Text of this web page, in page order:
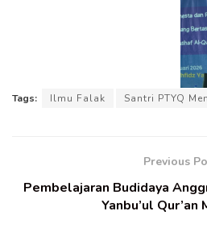
Tags: Ilmu Falak Santri PTYQ
Previous
Pembelajaran Budidaya
Yanbu’ul Qur’an